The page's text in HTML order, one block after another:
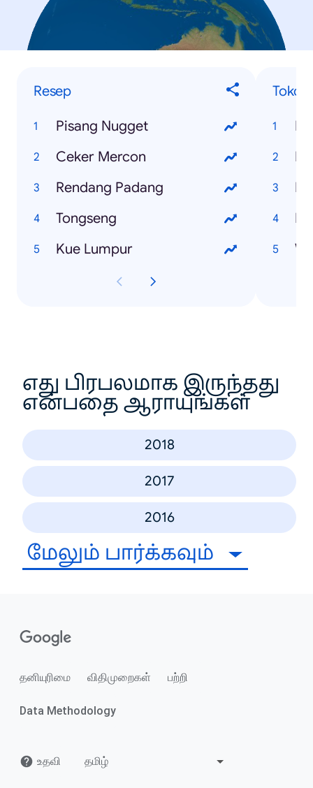
Resep
Pisang Nugget
Ceker Mercon
Rendang Padang
Tongseng
Kue Lumpur
Tokoh
எது பிரபலமாக இருந்தது
என்பதை ஆராயுங்கள்
2018
2017
2016
மேலும் பார்க்கவும்
தனியுரிமை விதிமுறைகள் பற்றி
Data Methodology
உதவி